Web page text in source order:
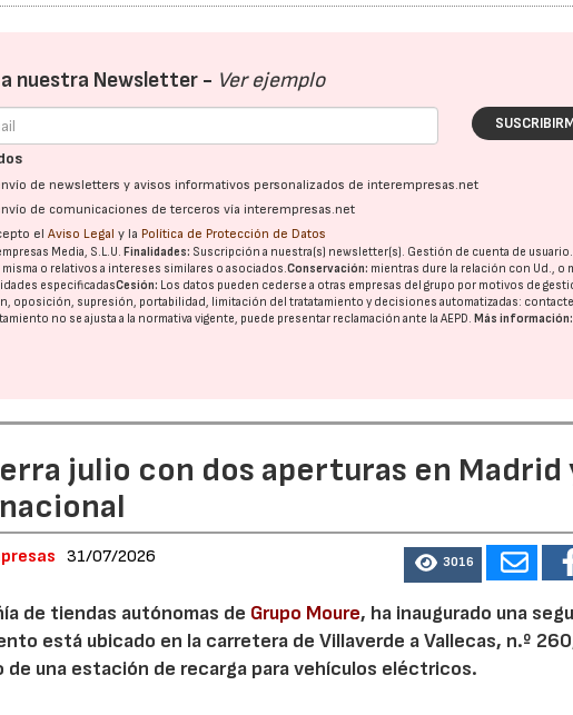
a nuestra Newsletter - Ver ejemplo
de newsletters y avisos informativos personalizados de interempresas.net
de comunicaciones de terceros vía interempresas.net
elAviso Legal y la Política de Protección de Datos
Media, S.L.U. Finalidades: Suscripción a nuestra(s) newsletter(s). Gestión de cuenta de
o relativos a intereses similares o asociados.Conservación: mientras dure la relación con Ud., o
especificadasCesión: Los datos pueden cederse a otras empresas del grupo por motivos de
oposición, supresión, portabilidad, limitación del tratatamiento y decisiones automatizadas:
no se ajusta a la normativa vigente, puede presentar reclamación ante laAEPD. Más información:
julio con dos aperturas en
31/07/2026 3016
de tiendas autónomas de Grupo Moure, ha inaugurado una
está ubicado en la carretera de Villaverde a Vallecas, n.º
de una estación de recarga para vehículos eléctricos.